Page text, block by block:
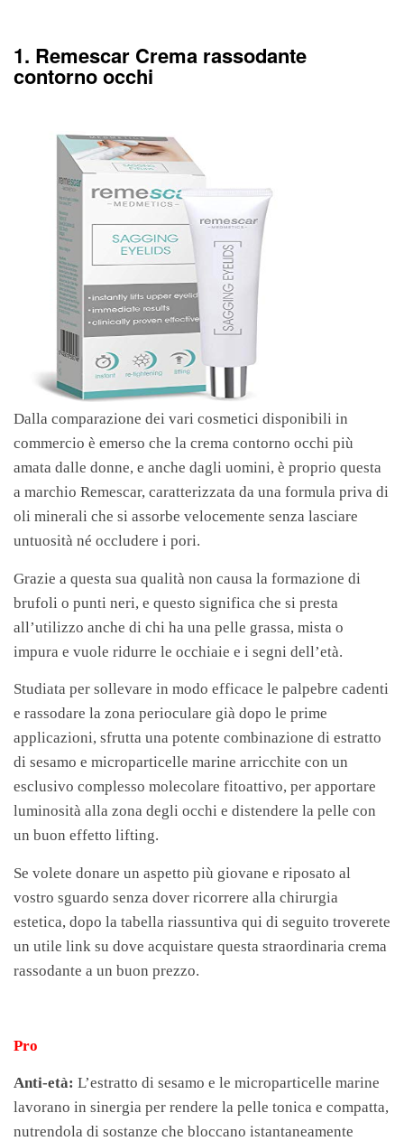
1. Remescar Crema rassodante
contorno occhi
Dalla comparazione dei vari cosmetici disponibili in
commercio è emerso che la crema contorno occhi più
amata dalle donne, e anche dagli uomini, è proprio questa
a marchio Remescar, caratterizzata da una formula priva di
oli minerali che si assorbe velocemente senza lasciare
untuosità né occludere i pori.
Grazie a questa sua qualità non causa la formazione di
brufoli o punti neri, e questo significa che si presta
all’utilizzo anche di chi ha una pelle grassa, mista o
impura e vuole ridurre le occhiaie e i segni dell’età.
Studiata per sollevare in modo efficace le palpebre cadenti
e rassodare la zona perioculare già dopo le prime
applicazioni, sfrutta una potente combinazione di estratto
di sesamo e microparticelle marine arricchite con un
esclusivo complesso molecolare fitoattivo, per apportare
luminosità alla zona degli occhi e distendere la pelle con
un buon effetto lifting.
Se volete donare un aspetto più giovane e riposato al
vostro sguardo senza dover ricorrere alla chirurgia
estetica, dopo la tabella riassuntiva qui di seguito troverete
un utile link su dove acquistare questa straordinaria crema
rassodante a un buon prezzo.
Pro
Anti-età: L’estratto di sesamo e le microparticelle marine
lavorano in sinergia per rendere la pelle tonica e compatta,
nutrendola di sostanze che bloccano istantaneamente